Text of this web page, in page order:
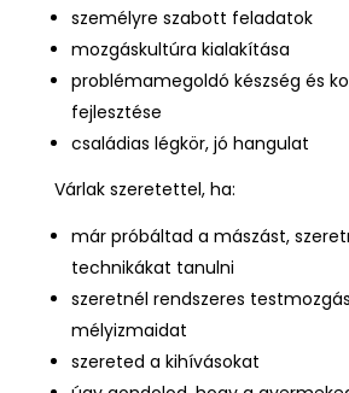
személyre szabott feladatok
mozgáskultúra kialakítása
problémamegoldó készség és
fejlesztése
családias légkör, jó hangulat
Várlak szeretettel, ha:
már próbáltad a mászást,
technikákat tanulni
szeretnél rendszeres
mélyizmaidat
szereted a kihívásokat